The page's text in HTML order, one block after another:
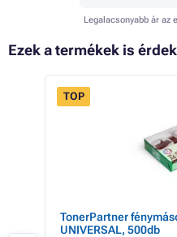
Legalacsonyabb ár az
Ezek a termékek is
TOP
TonerPartner
UNIVERSAL, 500db